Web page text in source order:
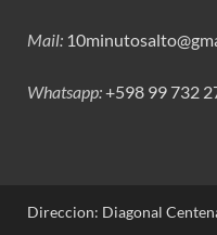
Mail:
Whatsapp:+598 99 732
Direccion: Diagonal